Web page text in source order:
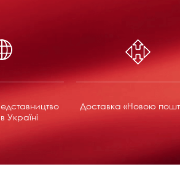
Україні
Доставка «Новою